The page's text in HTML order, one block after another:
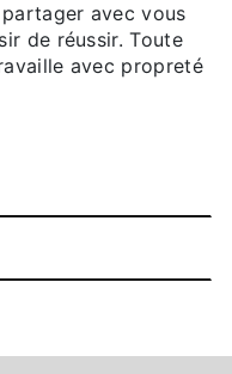
avec vous
de réussir. Toute
avec propreté